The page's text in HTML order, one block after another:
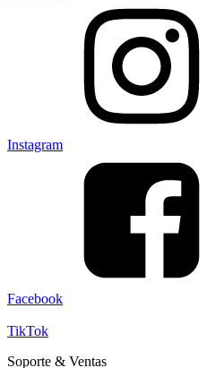
Instagram
Facebook
TikTok
Soporte & Ventas